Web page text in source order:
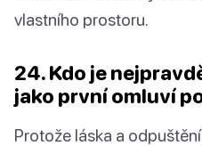
vlastního prostoru.
24. Kdo je
jako první omluví
Protože láska a